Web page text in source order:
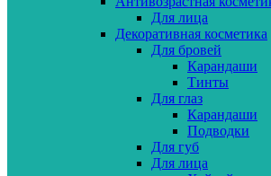
Для лица
Декоративная косметика
Для бровей
Карандаши
Тинты
Для глаз
Карандаши
Подводки
Для губ
Для лица